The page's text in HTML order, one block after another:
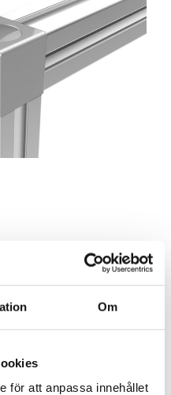
Om
för att anpassa innehållet
lev. tid: 1-2
veckor